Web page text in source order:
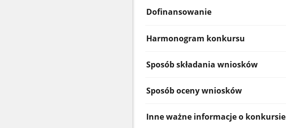
Dofinansowanie
Harmonogram konkursu
Sposób składania wniosków
Sposób oceny wniosków
Inne ważne informacje o konkursie